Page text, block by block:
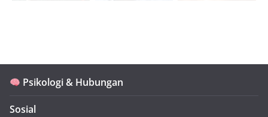
Psikologi & Hubungan
Sosial